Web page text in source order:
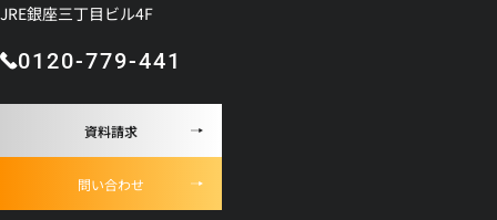
JRE銀座三丁目ビル4F
0120-779-441
資料請求
問い合わせ